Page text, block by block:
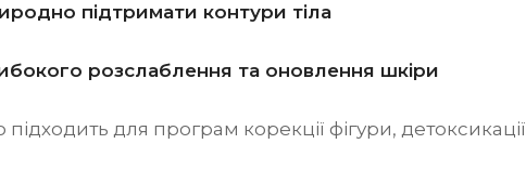
підтримати контури тіла
розслаблення та оновлення шкіри
для програм корекції фігури, детоксикації